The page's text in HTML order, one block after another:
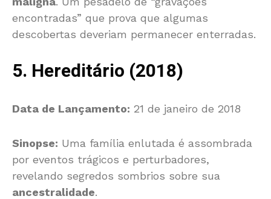
encontradas” que prova que algumas
descobertas deveriam permanecer enterradas.
5. Hereditário (2018)
Data de Lançamento: 21 de janeiro de 2018
Sinopse: Uma família enlutada é assombrada
por eventos trágicos e perturbadores,
revelando segredos sombrios sobre sua
ancestralidade.